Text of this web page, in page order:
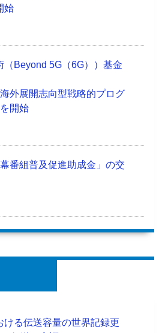
始
（Beyond 5G（6G））基金
外展開志向型戦略的プログ
開始
番組普及促進助成金」の交
ける伝送容量の世界記録更